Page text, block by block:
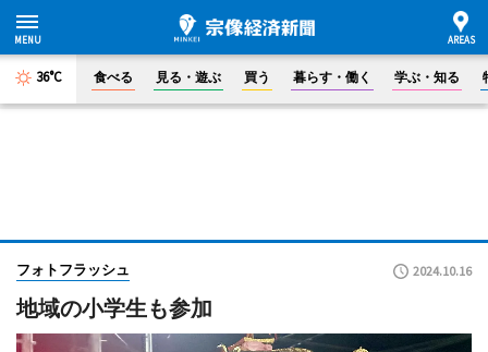
36°C 食べる 見る・遊ぶ 買う 暮らす・働く 学ぶ・知る
フォトフラッシュ 2024.10.16
地域の小学生も参加